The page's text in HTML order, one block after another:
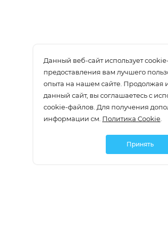
Данный веб-сайт использует
предоставления вам лучшего
опыта на нашем сайте. Продолжая
данный сайт, вы соглашаетесь с
cookie-файлов. Для получения
информации см. Политика Cookie
Принять